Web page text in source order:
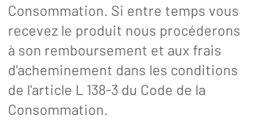
Consommation. Si entre temps vous
recevez le produit nous procéderons
à son remboursement et aux frais
d'acheminement dans les conditions
de l'article L 138-3 du Code de la
Consommation.